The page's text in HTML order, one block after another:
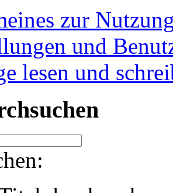
zur
und
lesen und